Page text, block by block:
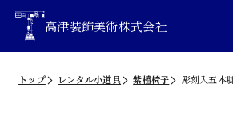
高津装飾美術株式会社
トップ レンタル小道具 紫檀椅子 彫刻入五本